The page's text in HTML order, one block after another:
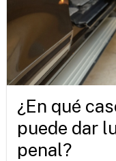
¿En qué
puede dar
penal?